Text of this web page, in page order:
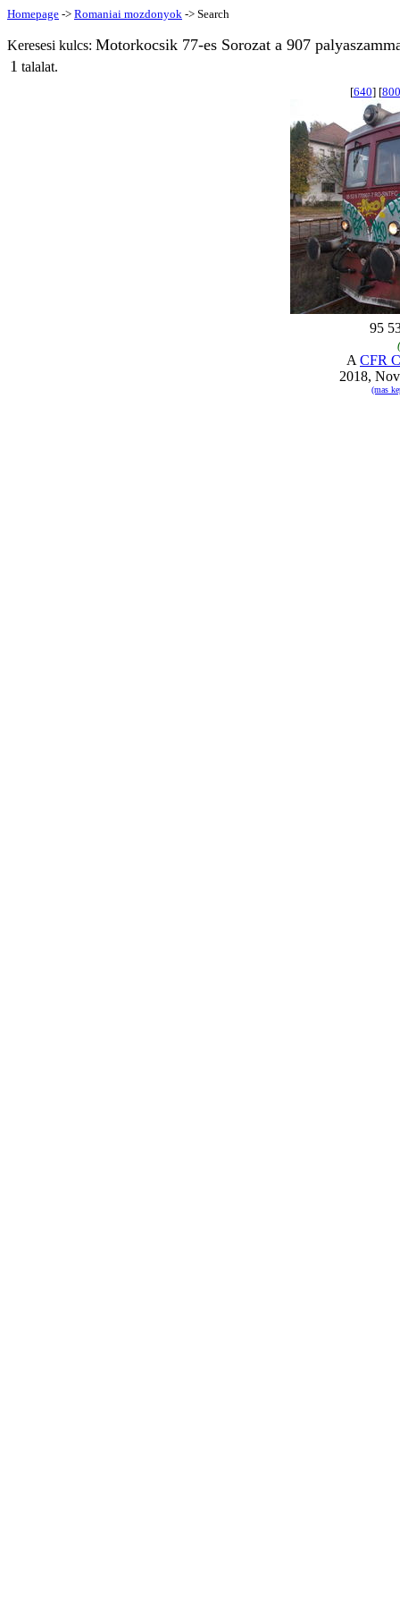
Homepage -> Romaniai mozdonyok -> Search
Keresesi kulcs: Motorkocsik 77-es Sorozat a 907
1 talalat.
[640] [800
95
A CFR
2018,
(mas